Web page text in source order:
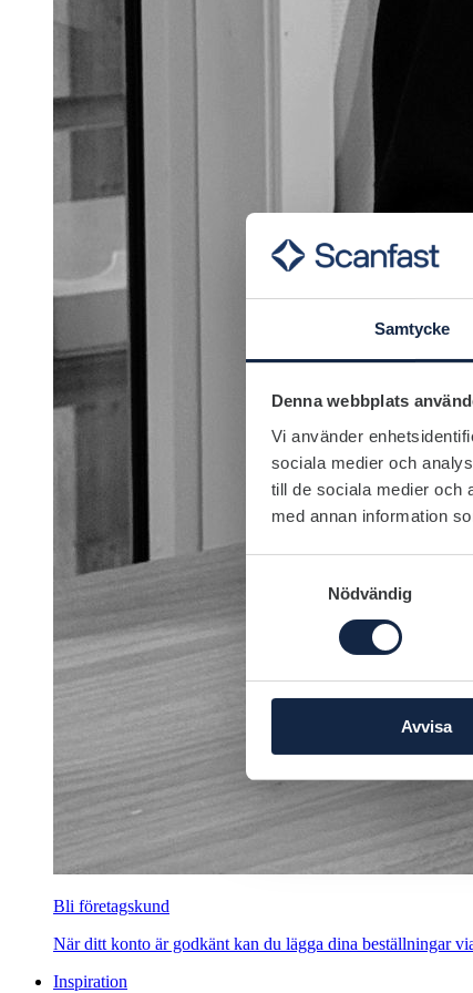
Samtycke
Denna webbplats
Vi använder
sociala medier och
till de sociala medier och
med annan information
Nödvändig
Avvisa
Bli företagskund
När ditt konto är godkänt kan du lägga dina beställningar
Inspiration